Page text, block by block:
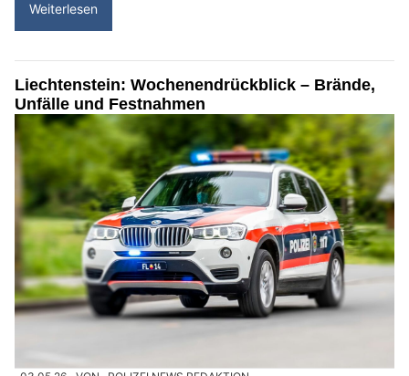
Weiterlesen
Liechtenstein: Wochenendrückblick – Brände,
Unfälle und Festnahmen